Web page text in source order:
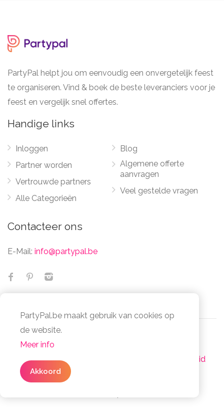
PartyPal helpt jou om eenvoudig een onvergetelijk feest
te organiseren. Vind & boek de beste leveranciers voor je
feest en vergelijk snel offertes.
Handige links
Inloggen
Partner worden
Vertrouwde partners
Alle Categorieën
Blog
Algemene offerte
aanvragen
Veel gestelde vragen
Contacteer ons
E-Mail: info@partypal.be
© Partypal 2026 Alle Rechten Voorbehouden -
Algemene voorwaarden
Privacy- en cookiebeleid
PartyPal.be maakt gebruik van cookies op
de website.
Meer info
Akkoord